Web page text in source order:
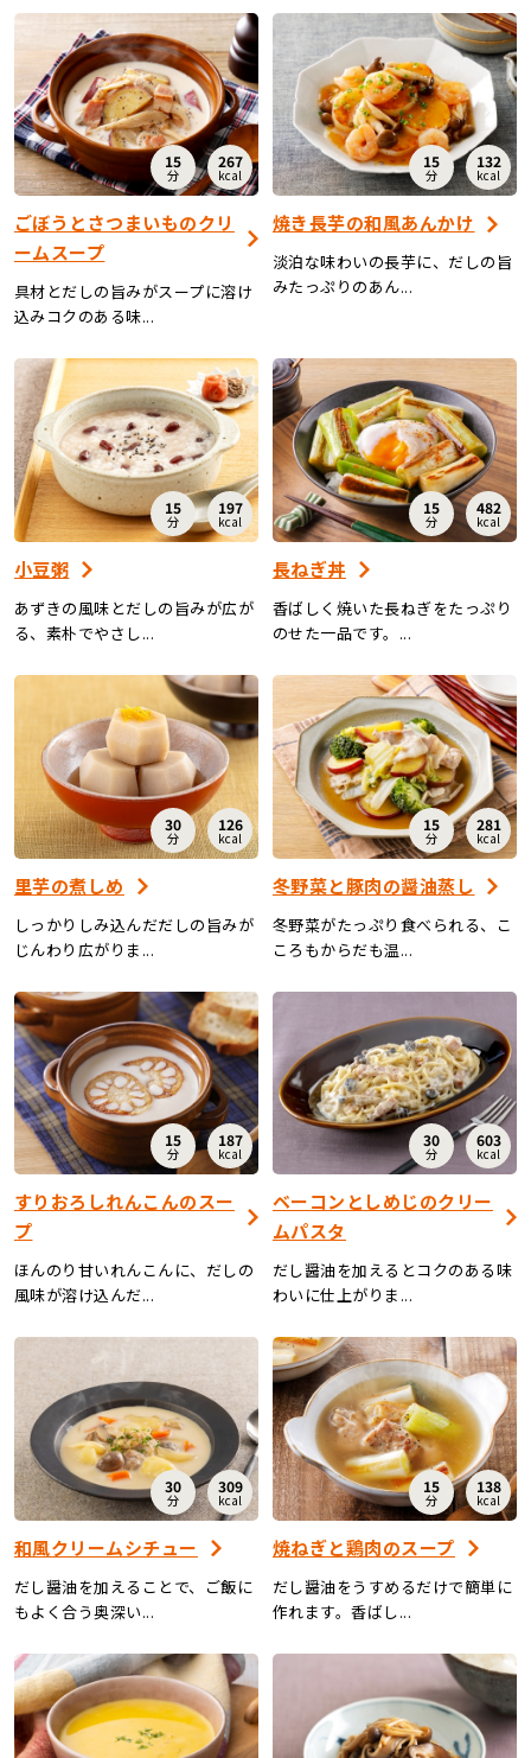
15
分
267
kcal
ごぼうとさつまいものクリ
ームスープ
具材とだしの旨みがスープに溶け
込みコクのある味...
15
分
132
kcal
焼き長芋の和風あんかけ
淡泊な味わいの長芋に、だしの旨
みたっぷりのあん...
15
分
197
kcal
小豆粥
あずきの風味とだしの旨みが広が
る、素朴でやさし...
15
分
482
kcal
長ねぎ丼
香ばしく焼いた長ねぎをたっぷり
のせた一品です。...
30
分
126
kcal
里芋の煮しめ
しっかりしみ込んだだしの旨みが
じんわり広がりま...
15
分
281
kcal
冬野菜と豚肉の醤油蒸し
冬野菜がたっぷり食べられる、こ
ころもからだも温...
15
分
187
kcal
すりおろしれんこんのスー
プ
ほんのり甘いれんこんに、だしの
風味が溶け込んだ...
30
分
603
kcal
ベーコンとしめじのクリー
ムパスタ
だし醤油を加えるとコクのある味
わいに仕上がりま...
30
分
309
kcal
和風クリームシチュー
だし醤油を加えることで、ご飯に
もよく合う奥深い...
15
分
138
kcal
焼ねぎと鶏肉のスープ
だし醤油をうすめるだけで簡単に
作れます。香ばし...